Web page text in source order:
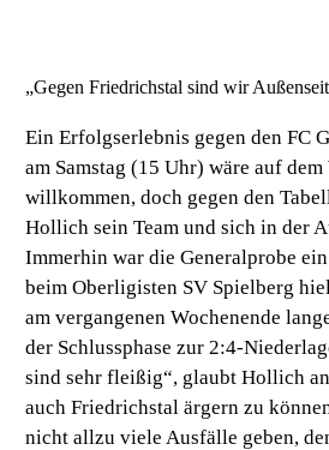
„Gegen Friedrichstal sind wir
Ein Erfolgserlebnis gegen den FC
am Samstag (15 Uhr) wäre auf
willkommen, doch gegen den
Hollich sein Team und sich in der
Immerhin war die Generalprobe
beim Oberligisten SV Spielberg
am vergangenen Wochenende
der Schlussphase zur 2:4-
sind sehr fleißig“, glaubt Hollich
auch Friedrichstal ärgern zu
nicht allzu viele Ausfälle geben,